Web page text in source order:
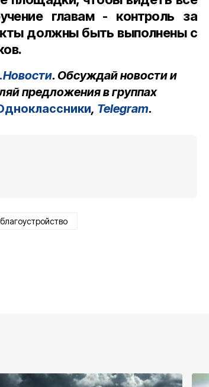
главам - контроль за
должны быть выполнены с
. Обсуждай новости и
предложения в группах
, Telegram.
благоустройство